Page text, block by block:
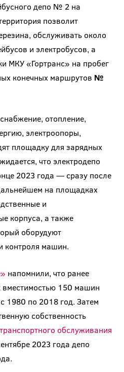
депо № 2 на
позволит
обслуживать около
и электробусов, а
МКУ «Гортранс» на пробег
конечных маршрутов №
отопление,
электроопоры,
площадку для зарядных
что электродепо
2023 года — сразу после
на площадках
и
корпуса, а также
оборудуют
контроля машин.
напомнили, что ранее
150 машин
1980 по 2018 год. Затем
собственность
транспортного обслуживания
2023 года депо